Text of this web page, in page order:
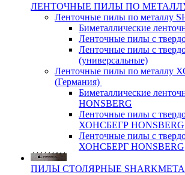
ЛЕНТОЧНЫЕ ПИЛЫ ПО
Ленточные пилы по металлу
Биметаллические
Ленточные пилы с
Ленточные пилы с
(универсальные)
Ленточные пилы по металлу
(Германия)
Биметаллические
HONSBERG
Ленточные пилы с
ХОНСБЕГР HONSBERG
Ленточные пилы с
ХОНСБЕРГ HONSBERG
ПИЛЫ СТОЛЯРНЫЕ